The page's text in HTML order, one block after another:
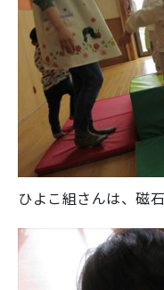
ひよこ組さんは、磁